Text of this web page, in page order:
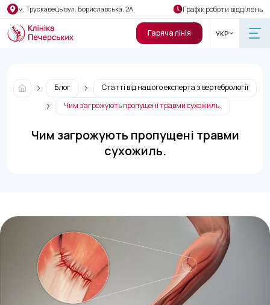
м. Трускавець вул. Бориславська, 2А Графік роботи відділень
Гаряча лінія УКР
Блог
Статті від нашого експерта з вертебрології
Чим загрожують пропущені травми сухожиль.
Чим загрожують пропущені травми
сухожиль.